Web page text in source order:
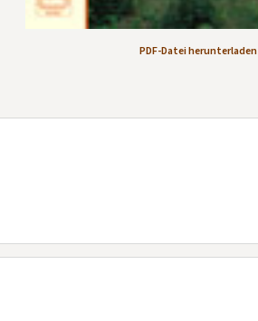
PDF-Datei herunterladen